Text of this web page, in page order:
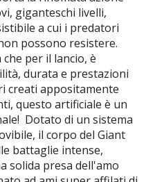
giganteschi livelli,
a cui i predatori
possono resistere.
per il lancio, è
durata e prestazioni
creati appositamente
questo artificiale è un
Dotato di un sistema
il corpo del Giant
battaglie intense,
solida presa dell'amo